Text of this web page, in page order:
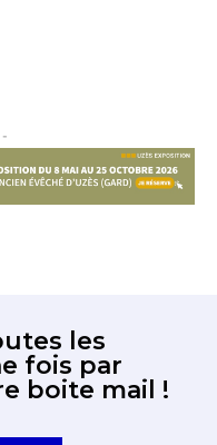
-
les
fois par
boite mail !